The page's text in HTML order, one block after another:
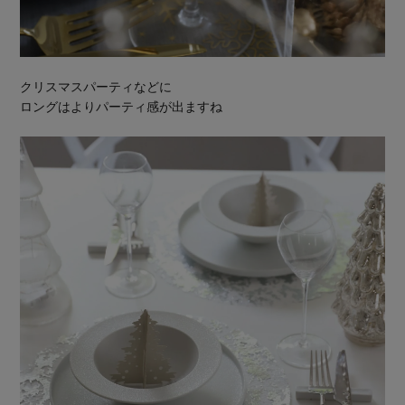
クリスマスパーティなどに
ロングはよりパーティ感が出ますね